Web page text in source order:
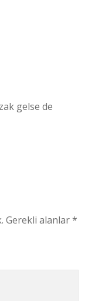
gelse de
Gerekli alanlar*